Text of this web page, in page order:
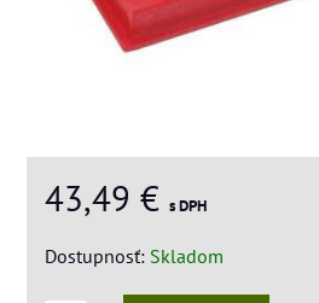
43,49 € s DPH
Dostupnosť: Skladom